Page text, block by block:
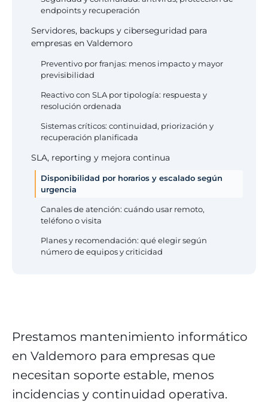
endpoints y recuperación
Servidores, backups y ciberseguridad para
empresas en Valdemoro
Preventivo por franjas: menos impacto y mayor
previsibilidad
Reactivo con SLA por tipología: respuesta y
resolución ordenada
Sistemas críticos: continuidad, priorización y
recuperación planificada
SLA, reporting y mejora continua
Disponibilidad por horarios y escalado según
urgencia
Canales de atención: cuándo usar remoto,
teléfono o visita
Planes y recomendación: qué elegir según
número de equipos y criticidad
Prestamos mantenimiento informático
en Valdemoro para empresas que
necesitan soporte estable, menos
incidencias y continuidad operativa.